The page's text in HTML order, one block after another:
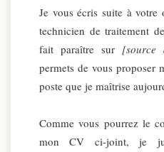
Je vous écris suite à
technicien de traitement
fait paraître sur [source
permets de vous proposer
poste que je maîtrise
Comme vous pourrez le
mon CV ci-joint, je